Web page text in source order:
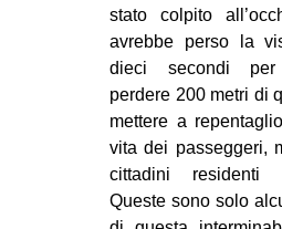
stato colpito
avrebbe perso la
dieci secondi
perdere 200 metri di
mettere a
vita dei passeggeri,
cittadini residenti
Queste sono solo